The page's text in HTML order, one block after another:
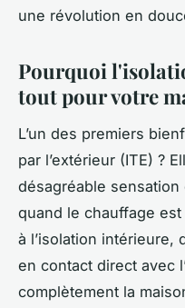
une révolution en
Pourquoi
tout pour votre
L’un des premiers
par l’extérieur (ITE) ?
désagréable
quand le chauffage
à l’isolation intérieure,
en contact direct avec
complètement la